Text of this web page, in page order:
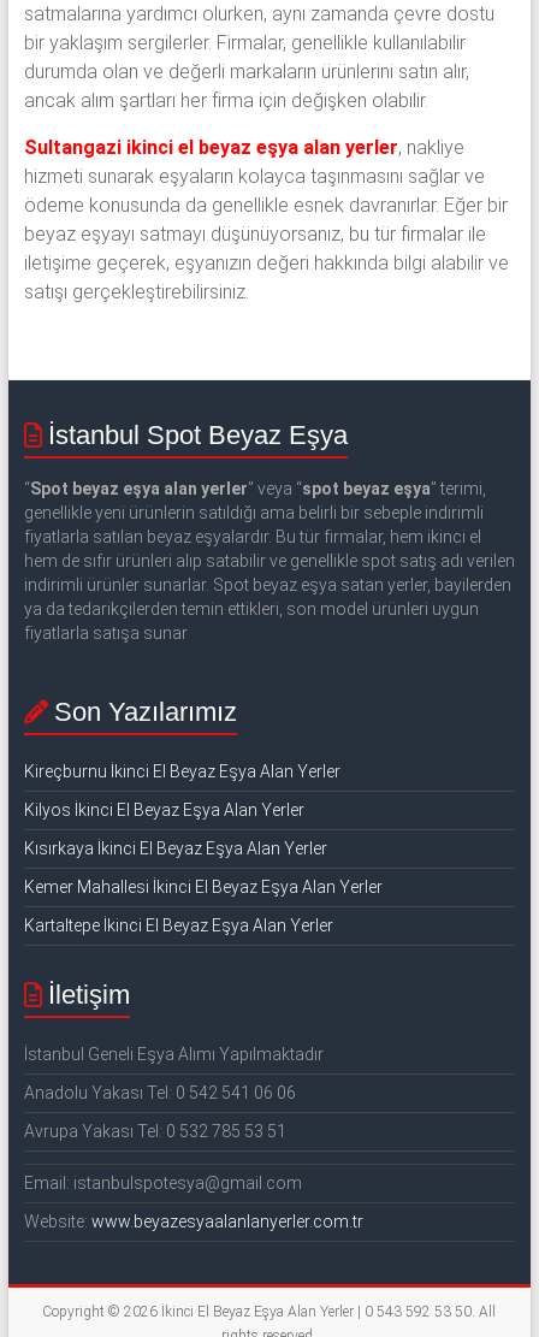
satmalarına yardımcı olurken, aynı zamanda çevre dostu
bir yaklaşım sergilerler. Firmalar, genellikle kullanılabilir
durumda olan ve değerli markaların ürünlerini satın alır,
ancak alım şartları her firma için değişken olabilir.
Sultangazi ikinci el beyaz eşya alan yerler, nakliye
hizmeti sunarak eşyaların kolayca taşınmasını sağlar ve
ödeme konusunda da genellikle esnek davranırlar. Eğer bir
beyaz eşyayı satmayı düşünüyorsanız, bu tür firmalar ile
iletişime geçerek, eşyanızın değeri hakkında bilgi alabilir ve
satışı gerçekleştirebilirsiniz.
İstanbul Spot Beyaz Eşya
“Spot beyaz eşya alan yerler” veya “spot beyaz eşya” terimi,
genellikle yeni ürünlerin satıldığı ama belirli bir sebeple indirimli
fiyatlarla satılan beyaz eşyalardır. Bu tür firmalar, hem ikinci el
hem de sıfır ürünleri alıp satabilir ve genellikle spot satış adı verilen
indirimli ürünler sunarlar. Spot beyaz eşya satan yerler, bayilerden
ya da tedarikçilerden temin ettikleri, son model ürünleri uygun
fiyatlarla satışa sunar
Son Yazılarımız
Kireçburnu İkinci El Beyaz Eşya Alan Yerler
Kilyos İkinci El Beyaz Eşya Alan Yerler
Kısırkaya İkinci El Beyaz Eşya Alan Yerler
Kemer Mahallesi İkinci El Beyaz Eşya Alan Yerler
Kartaltepe İkinci El Beyaz Eşya Alan Yerler
İletişim
İstanbul Geneli Eşya Alımı Yapılmaktadır
Anadolu Yakası Tel: 0 542 541 06 06
Avrupa Yakası Tel: 0 532 785 53 51
Email: istanbulspotesya@gmail.com
Website: www.beyazesyaalanlanyerler.com.tr
Copyright © 2026 İkinci El Beyaz Eşya Alan Yerler | 0 543 592 53 50 . All